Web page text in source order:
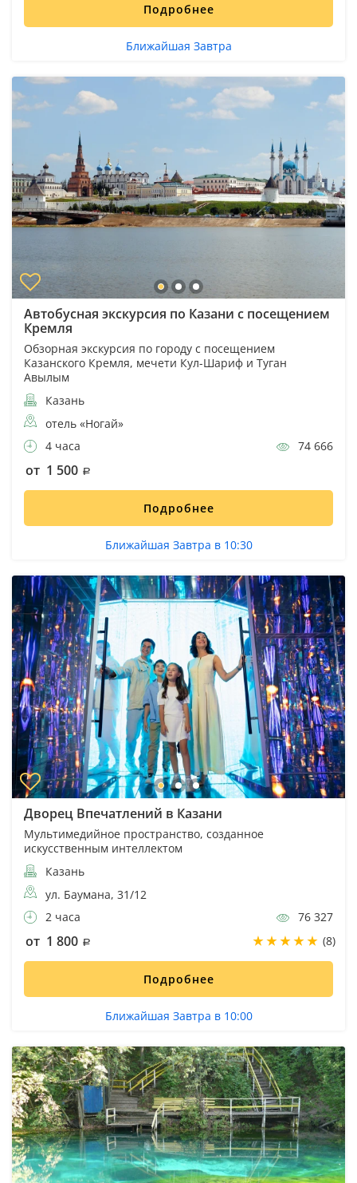
Подробнее
Ближайшая Завтра
Автобусная экскурсия по Казани с посещением
Кремля
Обзорная экскурсия по городу с посещением
Казанского Кремля, мечети Кул-Шариф и Туган
Авылым
Казань
отель «Ногай»
4 часа
74 666
от 1 500
Подробнее
Ближайшая Завтра в 10:30
Дворец Впечатлений в Казани
Мультимедийное пространство, созданное
искусственным интеллектом
Казань
ул. Баумана, 31/12
2 часа
76 327
от 1 800 (8)
Подробнее
Ближайшая Завтра в 10:00